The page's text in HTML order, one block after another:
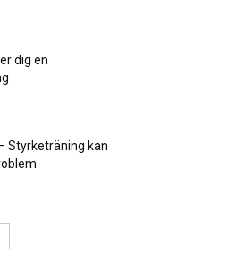
dig en
Styrketräning kan